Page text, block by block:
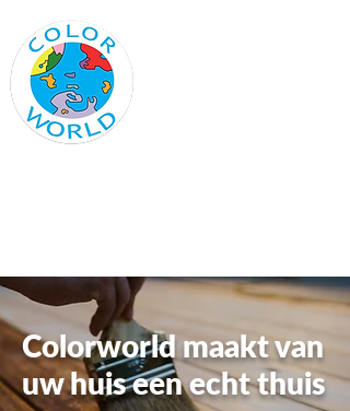
Colorworld maakt van
uw huis een echt thuis